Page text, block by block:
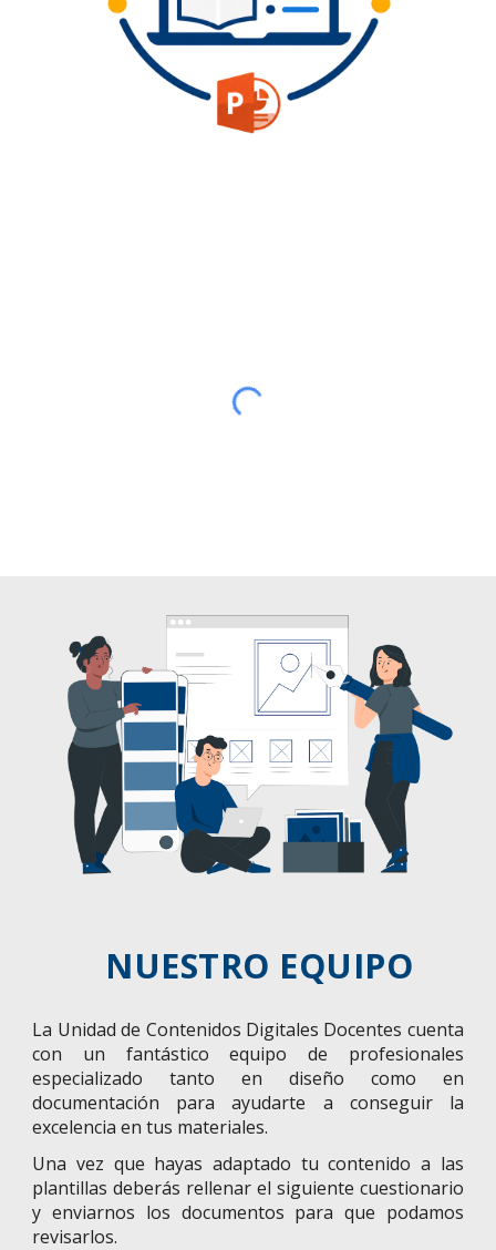
NUESTRO EQUIPO
La Unidad de Contenidos Digitales Docentes cuenta
con un fantástico equipo de profesionales
especializado tanto en diseño como en
documentación para ayudarte a conseguir la
excelencia en tus materiales.
Una vez que hayas adaptado tu contenido a las
plantillas deberás rellenar el siguiente cuestionario
y enviarnos los documentos para que podamos
revisarlos.